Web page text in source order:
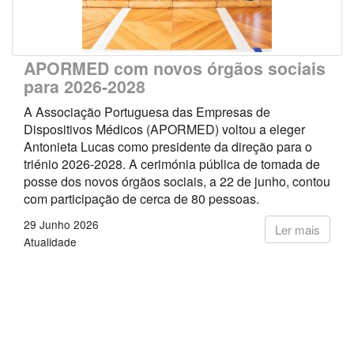
APORMED com novos órgãos sociais
para 2026-2028
A Associação Portuguesa das Empresas de
Dispositivos Médicos (APORMED) voltou a eleger
Antonieta Lucas como presidente da direção para o
triénio 2026-2028. A cerimónia pública de tomada de
posse dos novos órgãos sociais, a 22 de junho, contou
com participação de cerca de 80 pessoas.
Ler mais
29 Junho 2026
Atualidade